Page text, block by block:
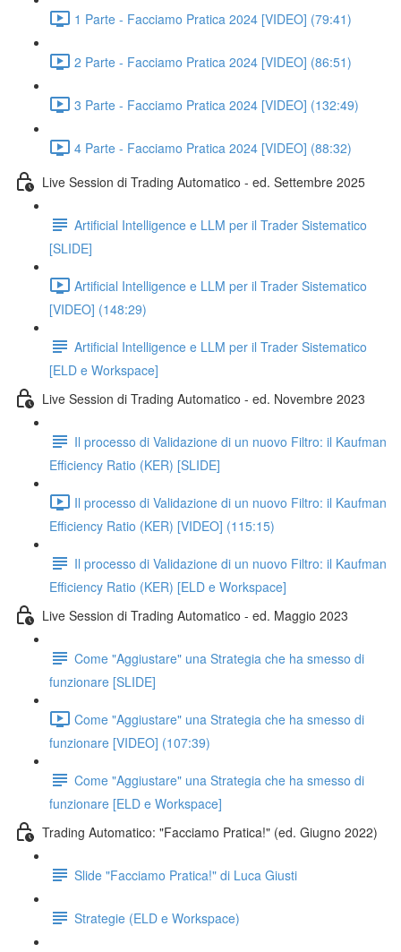
1 Parte - Facciamo Pratica 2024 [VIDEO] (79:41)
2 Parte - Facciamo Pratica 2024 [VIDEO] (86:51)
3 Parte - Facciamo Pratica 2024 [VIDEO] (132:49)
4 Parte - Facciamo Pratica 2024 [VIDEO] (88:32)
Live Session di Trading Automatico - ed. Settembre 2025
Artificial Intelligence e LLM per il Trader Sistematico
[SLIDE]
Artificial Intelligence e LLM per il Trader Sistematico
[VIDEO] (148:29)
Artificial Intelligence e LLM per il Trader Sistematico
[ELD e Workspace]
Live Session di Trading Automatico - ed. Novembre 2023
Il processo di Validazione di un nuovo Filtro: il Kaufman
Efficiency Ratio (KER) [SLIDE]
Il processo di Validazione di un nuovo Filtro: il Kaufman
Efficiency Ratio (KER) [VIDEO] (115:15)
Il processo di Validazione di un nuovo Filtro: il Kaufman
Efficiency Ratio (KER) [ELD e Workspace]
Live Session di Trading Automatico - ed. Maggio 2023
Come "Aggiustare" una Strategia che ha smesso di
funzionare [SLIDE]
Come "Aggiustare" una Strategia che ha smesso di
funzionare [VIDEO] (107:39)
Come "Aggiustare" una Strategia che ha smesso di
funzionare [ELD e Workspace]
Trading Automatico: "Facciamo Pratica!" (ed. Giugno 2022)
Slide "Facciamo Pratica!" di Luca Giusti
Strategie (ELD e Workspace)